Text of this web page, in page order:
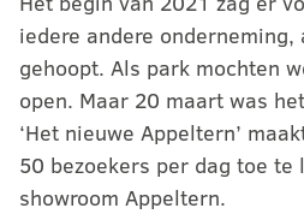
iedere andere onderneming,
gehoopt. Als park mochten
open. Maar 20 maart was
‘Het nieuwe Appeltern’
50 bezoekers per dag toe
showroom Appeltern.